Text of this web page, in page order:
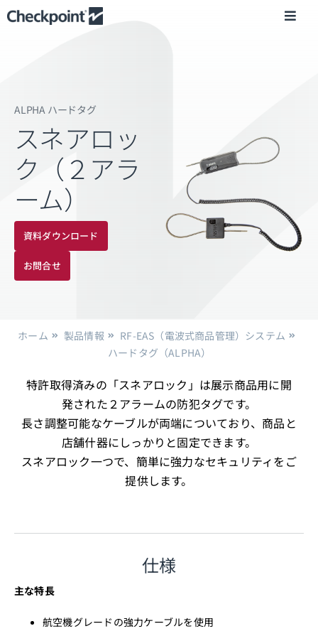
Skip
to
製品情報
動画・AR
企業情報
ニュース
ALPHA ハードタグ
スネアロッ
ク（２アラ
ーム）
資料ダウンロード
お問合せ
ホーム 製品情報
RF-EAS（電波式商品管理）システム
ハードタグ（ALPHA）
特許取得済みの「スネアロック」は展示商品用に開
発された２アラームの防犯タグです。
長さ調整可能なケーブルが両端についており、商品と
店舗什器にしっかりと固定できます。
スネアロック一つで、簡単に強力なセキュリティをご
提供します。
仕様
主な特長
航空機グレードの強力ケーブルを使用